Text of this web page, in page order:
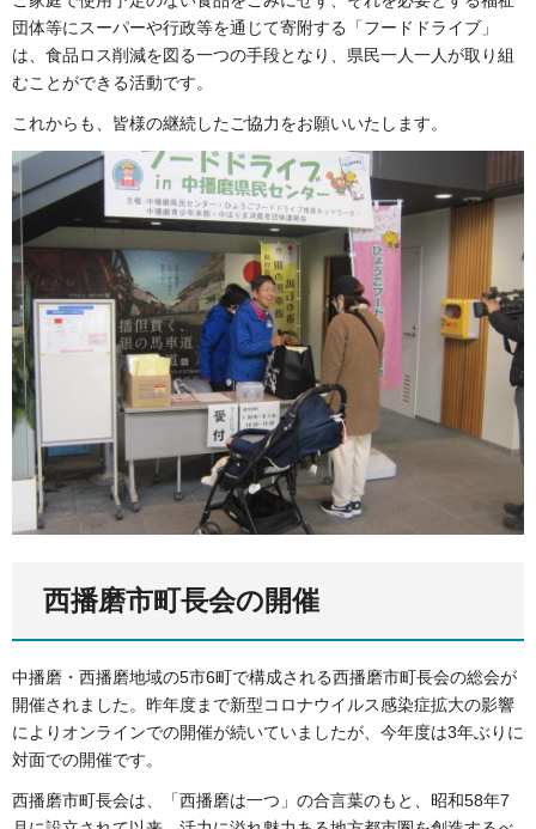
団体等にスーパーや行政等を通じて寄附する「フードドライブ」
は、食品ロス削減を図る一つの手段となり、県民一人一人が取り組
むことができる活動です。
これからも、皆様の継続したご協力をお願いいたします。
西播磨市町長会の開催
中播磨・西播磨地域の5市6町で構成される西播磨市町長会の総会が
開催されました。昨年度まで新型コロナウイルス感染症拡大の影響
によりオンラインでの開催が続いていましたが、今年度は3年ぶりに
対面での開催です。
西播磨市町長会は、「西播磨は一つ」の合言葉のもと、昭和58年7